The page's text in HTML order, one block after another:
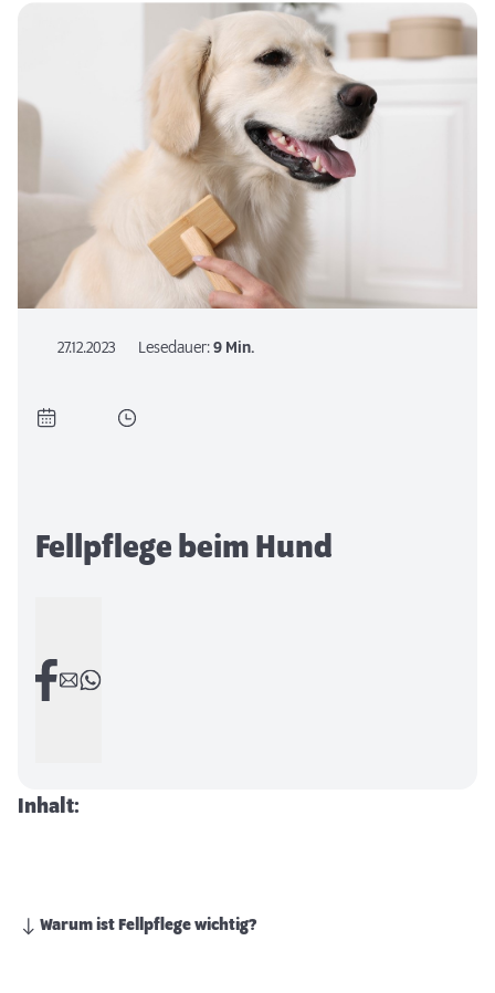
27.12.2023 Lesedauer:9 Min.
Fellpflege beim Hund
Inhalt:
Warum ist Fellpflege wichtig?